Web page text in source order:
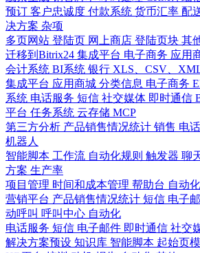
预订 客户忠诚度 付款系统 货币汇率 配
决方案 杂项
多页网站 登陆页 网上商店 登陆页块 其
迁移到Bitrix24 集成平台 电子商务 应用
会计系统 BI系统 银行 XLS、CSV、
集成平台 应用商城 分类信息 电子商务
系统 电话服务 短信 社交媒体 即时通信
平台 任务系统 云存储 MCP
第三方分析 产品销售情况统计 销售 电
机器人
智能脚本 工作流 自动化规则 触发器 聊
方案 生产率
项目管理 时间和成本管理 帮助台 自动化
营销平台 产品销售情况统计 短信 电子
动呼叫 呼叫中心 自动化
电话服务 短信 电子邮件 即时通信 社交
解决方案预设 知识库 智能脚本 起始页